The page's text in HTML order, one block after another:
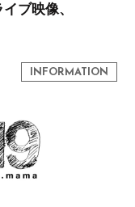
ブ映像、